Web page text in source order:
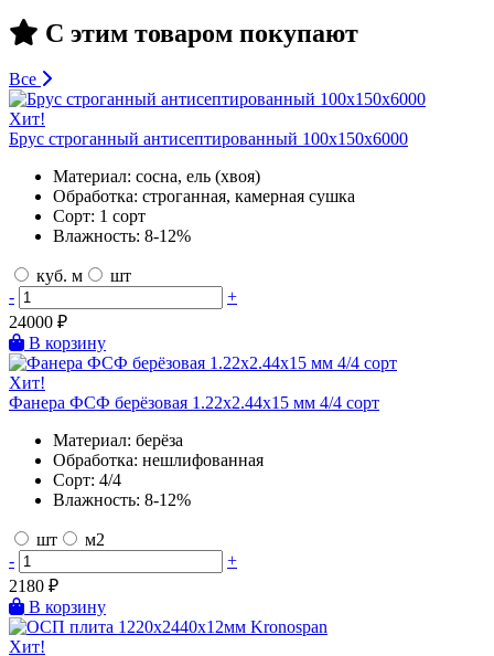
С этим товаром покупают
Все
Хит!
Брус строганный антисептированный 100х150х6000
Материал: сосна, ель (хвоя)
Обработка: строганная, камерная сушка
Сорт: 1 сорт
Влажность: 8-12%
куб. м
шт
-
+
24000 ₽
В корзину
Хит!
Фанера ФСФ берёзовая 1.22х2.44х15 мм 4/4 сорт
Материал: берёза
Обработка: нешлифованная
Сорт: 4/4
Влажность: 8-12%
шт
м2
-
+
2180 ₽
В корзину
Хит!